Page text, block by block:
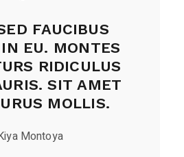
FAUCIBUS
EU. MONTES
RIDICULUS
SIT AMET
MOLLIS.
Montoya